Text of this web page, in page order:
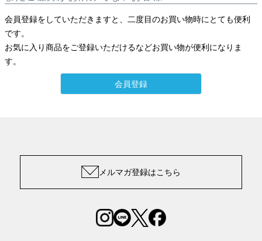
会員登録をしていただきますと、二度目のお買い物時にとても便利
です。
お気に入り商品をご登録いただけるなどお買い物が便利になりま
す。
会員登録
メルマガ登録はこちら